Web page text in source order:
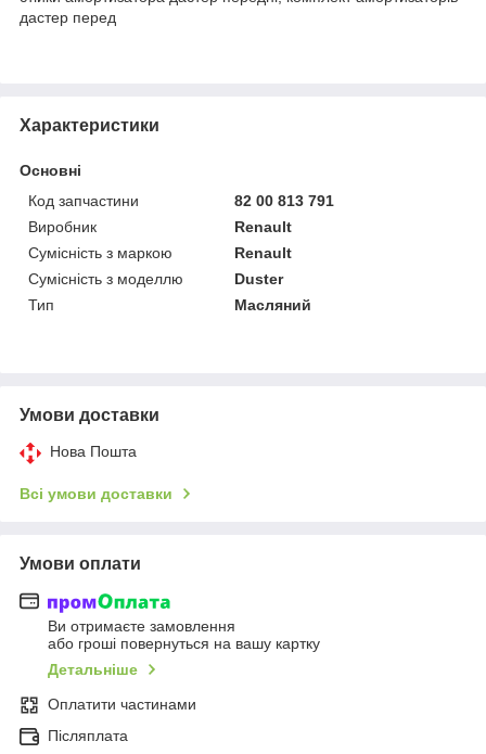
дастер перед
Характеристики
Основні
Код запчастини
82 00 813 791
Виробник
Renault
Сумісність з маркою
Renault
Сумісність з моделлю
Duster
Тип
Масляний
Умови доставки
Нова Пошта
Всі умови доставки
Умови оплати
Ви отримаєте замовлення
або гроші повернуться на вашу картку
Детальніше
Оплатити частинами
Післяплата